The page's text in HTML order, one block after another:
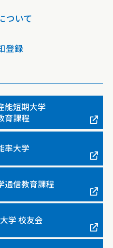
ついて
登録
能短期大学
育課程
率大学
通信教育課程
学 校友会